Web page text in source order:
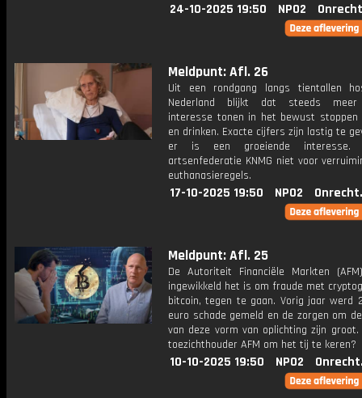
24-10-2025 19:50 NPO2
Meldpunt: Afl. 26
Uit een rondgang langs tientallen
Nederland blijkt dat steeds meer
interesse tonen in het bewust
en drinken. Exacte cijfers zijn lastig te
er is een groeiende interesse.
artsenfederatie KNMG niet voor
euthanasieregels.
17-10-2025 19:50 NPO2
Meldpunt: Afl. 25
De Autoriteit Financiële Markten
ingewikkeld het is om fraude met
bitcoin, tegen te gaan. Vorig jaar werd
euro schade gemeld en de zorgen om
van deze vorm van oplichting zijn
toezichthouder AFM om het tij te keren?
10-10-2025 19:50 NPO2